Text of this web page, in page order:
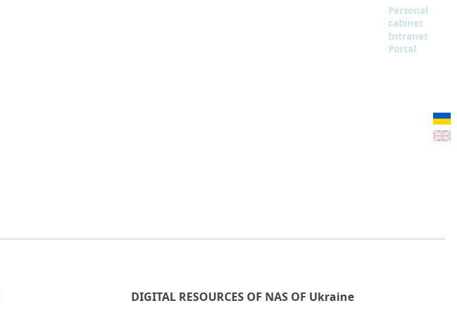
Personal
cabinet
Intranet
Portal
DIGITAL RESOURCES OF NAS OF Ukraine